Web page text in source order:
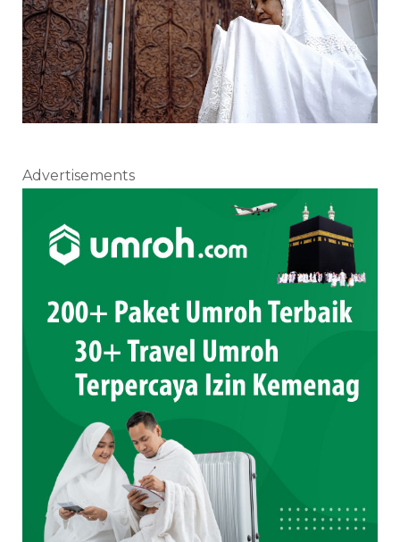
Advertisements